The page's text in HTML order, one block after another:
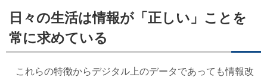
日々の生活は情報が「正しい」ことを
常に求めている
これらの特徴からデジタル上のデータであっても情報改